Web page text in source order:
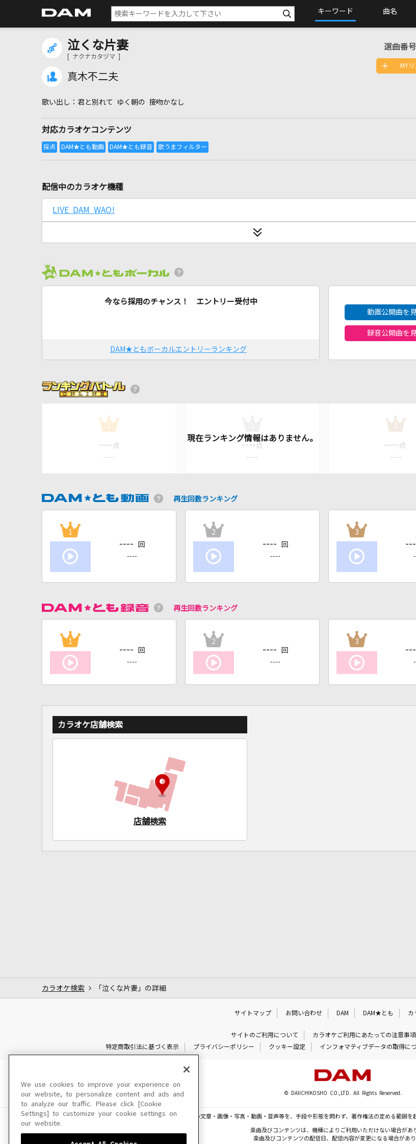
キーワード 曲名
泣くな片妻
[ ナクナカタヅマ ]
真木不二夫
選曲番号
君と別れて ゆく朝の 接吻かなし
対応カラオケコンテンツ
MY
配信中のカラオケ機種
LIVE DAM WAO!
今なら採用のチャンス！ エントリー受付中
DAM★ともボーカルエントリーランキング
動画公開曲を
録音公開曲を
1
---- 点
----
---- 点
----
3
---- 点
----
再生回数ランキング
1
---- 回
----
2
---- 回
----
3
再生回数ランキング
1
---- 回
----
2
---- 回
----
3
カラオケ店舗検索
店舗検索
カラオケ検索 「泣くな片妻」の詳細
サイトマップ お問い合わせ DAM DAM★とも カ
サイトのご利用について カラオケご利用にあたっての注意事項
特定商取引法に基づく表示
プライバシーポリシー クッキー設定 インフォマティブデータの取得に
© DAIICHIKOSHO CO.,LTD. All Rights Reserved.
このサイトに掲載されている一切の文章・画像・写真・動画・音声等を、手段や形態を問わず、著作権法の定める範囲
楽曲及びコンテンツは、機種によりご利用いただけない場合があ
楽曲及びコンテンツの配信日、配信内容が変更になる場合があり
We use cookies to improve your experience on
our website, to personalize content and ads and
to analyze our traffic. Please click [Cookie
Settings] to customize your cookie settings on
our website.